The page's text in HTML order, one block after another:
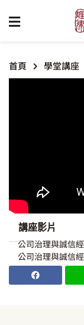
首頁 學堂講座
講座影片
公司治理與誠信
公司治理與誠信